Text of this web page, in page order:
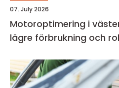
07. July 2026
Motoroptimering i
lägre förbrukning och